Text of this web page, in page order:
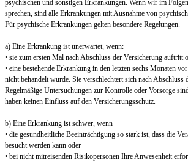
psychischen und sonstigen Erkrankungen. Wenn wir im
sprechen, sind alle Erkrankungen mit Ausnahme von
Für psychische Erkrankungen gelten besondere Regelungen.
a) Eine Erkrankung ist unerwartet, wenn:
• sie zum ersten Mal nach Abschluss der Versicherung auftritt
• eine bestehende Erkrankung in den letzten sechs Monaten
nicht behandelt wurde. Sie verschlechtert sich nach Abschluss
Regelmäßige Untersuchungen zur Kontrolle oder Vorsorge
haben keinen Einfluss auf den Versicherungsschutz.
b) Eine Erkrankung ist schwer, wenn
• die gesundheitliche Beeinträchtigung so stark ist, dass die
besucht werden kann oder
• bei nicht mitreisenden Risikopersonen Ihre Anwesenheit